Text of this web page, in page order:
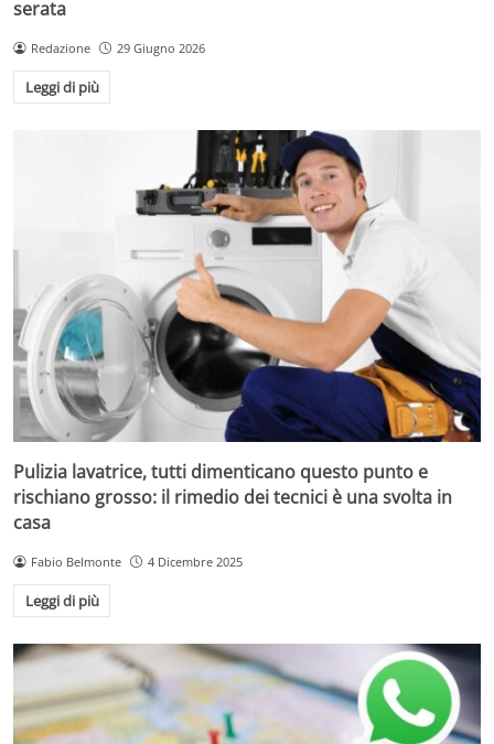
serata
Redazione 29 Giugno 2026
Leggi di più
Pulizia lavatrice, tutti dimenticano questo punto e
rischiano grosso: il rimedio dei tecnici è una svolta in
casa
Fabio Belmonte 4 Dicembre 2025
Leggi di più